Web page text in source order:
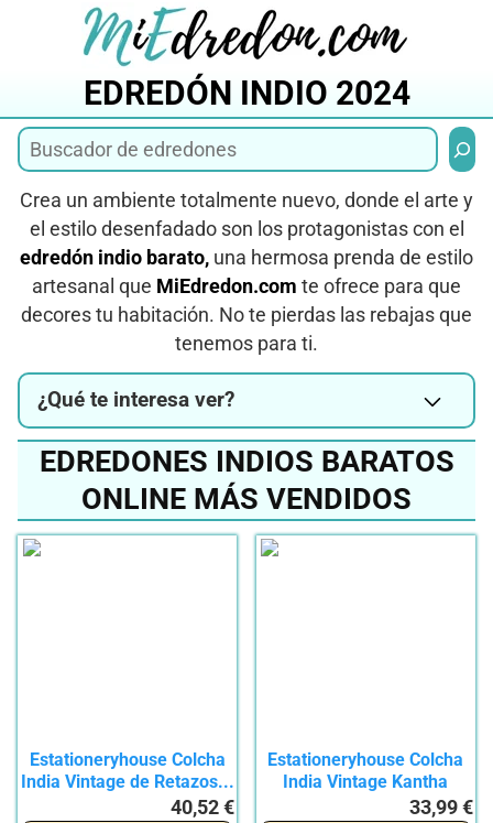
EDREDÓN INDIO 2024
Crea un ambiente totalmente nuevo, donde el arte y
el estilo desenfadado son los protagonistas con el
edredón indio barato, una hermosa prenda de estilo
artesanal que MiEdredon.com te ofrece para que
decores tu habitación. No te pierdas las rebajas que
tenemos para ti.
¿Qué te interesa ver?
EDREDONES INDIOS BARATOS
ONLINE MÁS VENDIDOS
Estationeryhouse Colcha
India Vintage de Retazos...
40,52 €
Estationeryhouse Colcha
India Vintage Kantha
33,99 €